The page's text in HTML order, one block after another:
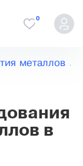
0
металлов
в